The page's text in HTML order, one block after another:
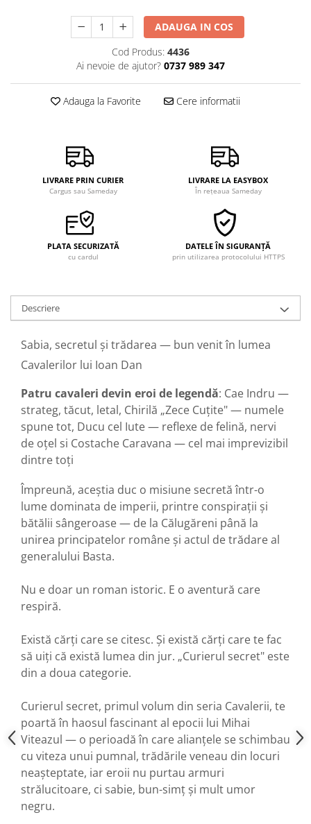
ADAUGA IN COS
Cod Produs: 4436
Ai nevoie de ajutor? 0737 989 347
Adauga la Favorite Cere informatii
LIVRARE PRIN CURIER
Cargus sau Sameday
LIVRARE LA EASYBOX
În rețeaua Sameday
PLATA SECURIZATĂ
cu cardul
DATELE ÎN SIGURANȚĂ
prin utilizarea protocolului HTTPS
Descriere
Sabia, secretul și trădarea — bun venit în lumea
Cavalerilor lui Ioan Dan
Patru cavaleri devin eroi de legendă: Cae Indru —
strateg, tăcut, letal, Chirilă „Zece Cuțite" — numele
spune tot, Ducu cel Iute — reflexe de felină, nervi
de oțel si Costache Caravana — cel mai imprevizibil
dintre toți
Împreună, aceștia duc o misiune secretă într-o
lume dominata de imperii, printre conspirații și
bătălii sângeroase — de la Călugăreni până la
unirea principatelor române și actul de trădare al
generalului Basta.
Nu e doar un roman istoric. E o aventură care
respiră.
Există cărți care se citesc. Și există cărți care te fac
să uiți că există lumea din jur. „Curierul secret" este
din a doua categorie.
Curierul secret, primul volum din seria Cavalerii, te
poartă în haosul fascinant al epocii lui Mihai
Viteazul — o perioadă în care alianțele se schimbau
cu viteza unui pumnal, trădările veneau din locuri
neașteptate, iar eroii nu purtau armuri
strălucitoare, ci sabie, bun-simț și mult umor
negru.